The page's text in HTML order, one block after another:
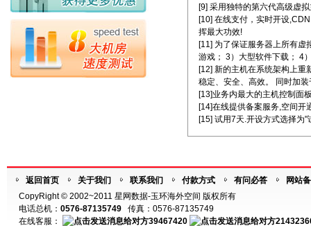
[9] 采用独特的第六代高级虚
[10] 在线支付，实时开设
挥最大功效!
[11] 为了保证服务器上所有虚
游戏； 3）大型软件下载； 4
[12] 新的主机在系统架构上重
稳定、安全、高效。 同时加
[13]业务内最大的主机控制面
[14]在线提供备案服务,空间开
[15] 试用7天.开设方式选择为"
返回首页 关于我们 联系我们 付款方式 有问必答
网站
CopyRight © 2002~2011 星网数据-玉环海外空间 版权所有
电话总机： 0576-87135749 传真：0576-87135749
在线客服：
39467420